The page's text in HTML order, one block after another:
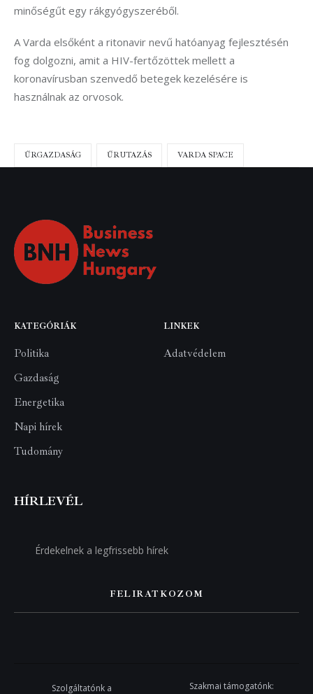
minőségűt egy rákgyógyszeréből.
A Varda elsőként a ritonavir nevű hatóanyag fejlesztésén
fog dolgozni, amit a HIV-fertőzöttek mellett a
koronavírusban szenvedő betegek kezelésére is
használnak az orvosok.
ŰRGAZDASÁG ŰRUTAZÁS VARDA SPACE
KATEGÓRIÁK
Politika
Gazdaság
Energetika
Napi hírek
Tudomány
LINKEK
Adatvédelem
HÍRLEVÉL
FELIRATKOZOM
Szakmai támogatónk:
Szolgáltatónk a